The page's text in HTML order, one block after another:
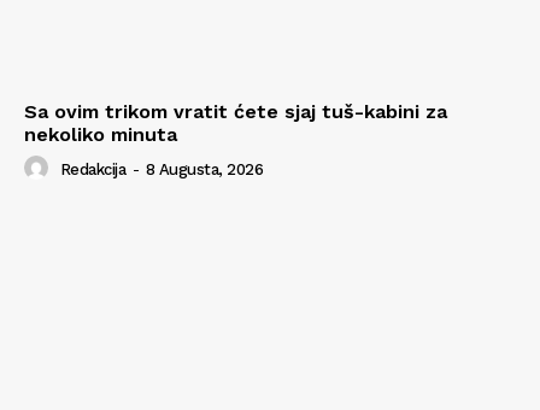
Sa ovim trikom vratit ćete sjaj tuš-kabini za
nekoliko minuta
Redakcija - 8 Augusta, 2026